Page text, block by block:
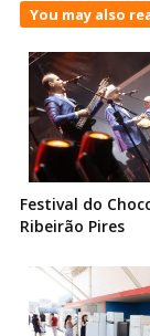
You may also
Festival do
Ribeirão Pires